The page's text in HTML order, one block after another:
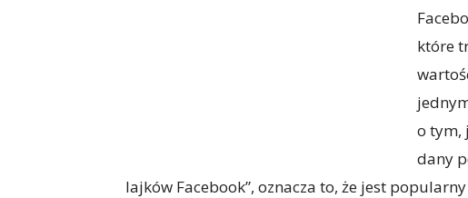
które
o tym,
dany
lajków Facebook”, oznacza to, że jest